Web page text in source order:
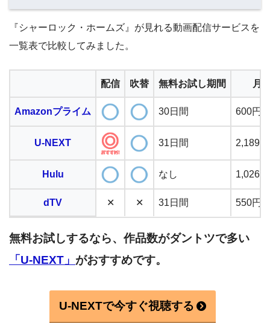
『シャーロック・ホームズ』が見れる動画配信サービスを
一覧表で比較してみました。
配信 吹替 無料お試し期間 月
Amazonプライム 30日間 600円
U-NEXT 31日間 2,189
Hulu なし 1,026
dTV ✕ ✕ 31日間 550円
無料お試しするなら、作品数がダントツで多い
「U-NEXT」 がおすすめです。
U-NEXTで今すぐ視聴する